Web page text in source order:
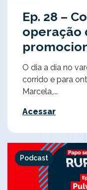
Ep. 28 –
operação
O dia a dia no
corrido e para
Marcela,...
Acessar
Podcast